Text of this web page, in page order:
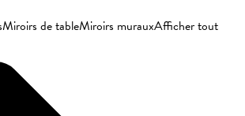
Miroirs de tableMiroirs murauxAfficher tout